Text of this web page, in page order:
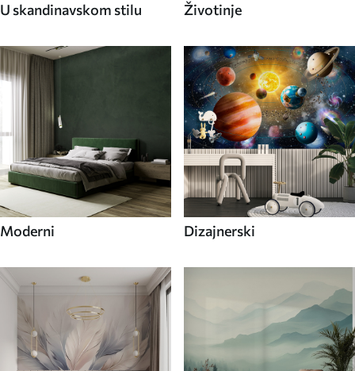
U skandinavskom stilu Životinje
Moderni Dizajnerski